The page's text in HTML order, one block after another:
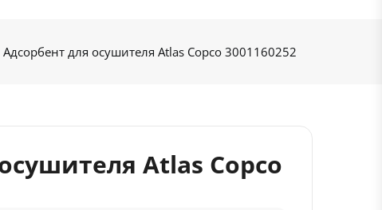
Адсорбент для осушителя Atlas Copco 3001160252
Atlas Copco